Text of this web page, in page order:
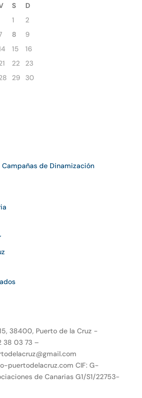
S
D
1
2
8
9
15
16
22
23
29
30
de Dinamización
38400, Puerto de la Cruz -
38 03 73 –
puertodelacruz.com CIF: G-
de Canarias G1/S1/22753-